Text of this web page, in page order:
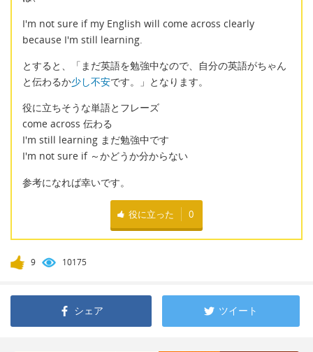
I'm not sure if my English will come across clearly
because I'm still learning.
とすると、「まだ英語を勉強中なので、自分の英語がちゃん
と伝わるか少し不安です。」となります。
役に立ちそうな単語とフレーズ
come across 伝わる
I'm still learning まだ勉強中です
I'm not sure if ～かどうか分からない
参考になれば幸いです。
役に立った 0
9 10175
シェア ツイート